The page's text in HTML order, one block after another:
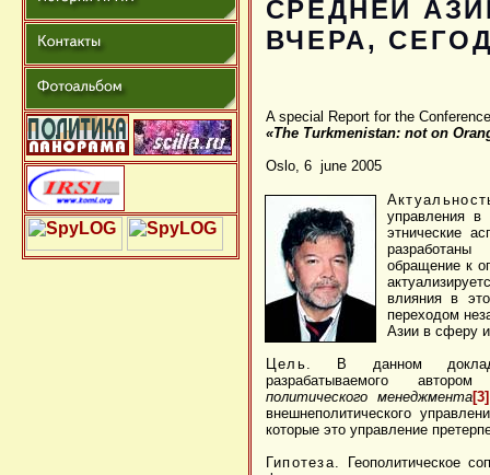
СРЕДНЕЙ
ВЧЕРА,
A special Report for the Conference
«The Turkmenistan: not on
Oslo, 6 june 2005
управления в
этнические
обращение к
влияния в
переходом
Азии в сферу
Цель.
В данном
разрабатываемого
политического менеджмента[3]
внешнеполитического
которые это управление
Гипотеза.
Геополитическое